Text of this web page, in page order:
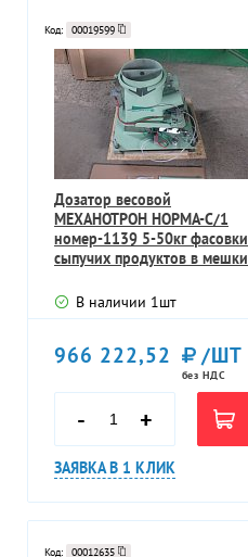
Код: 00019599
Дозатор весовой
МЕХАНОТРОН НОРМА-С/1
номер-1139 5-50кг фасовки
сыпучих продуктов в мешки
В наличии 1шт
966 222,52 /ШТ
без НДС
- +
ЗАЯВКА В 1 КЛИК
Код: 00012635